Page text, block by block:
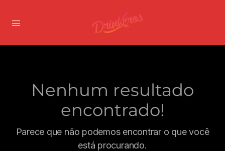
Nenhum resultado
encontrado!
Parece que não podemos encontrar o que você
está procurando.